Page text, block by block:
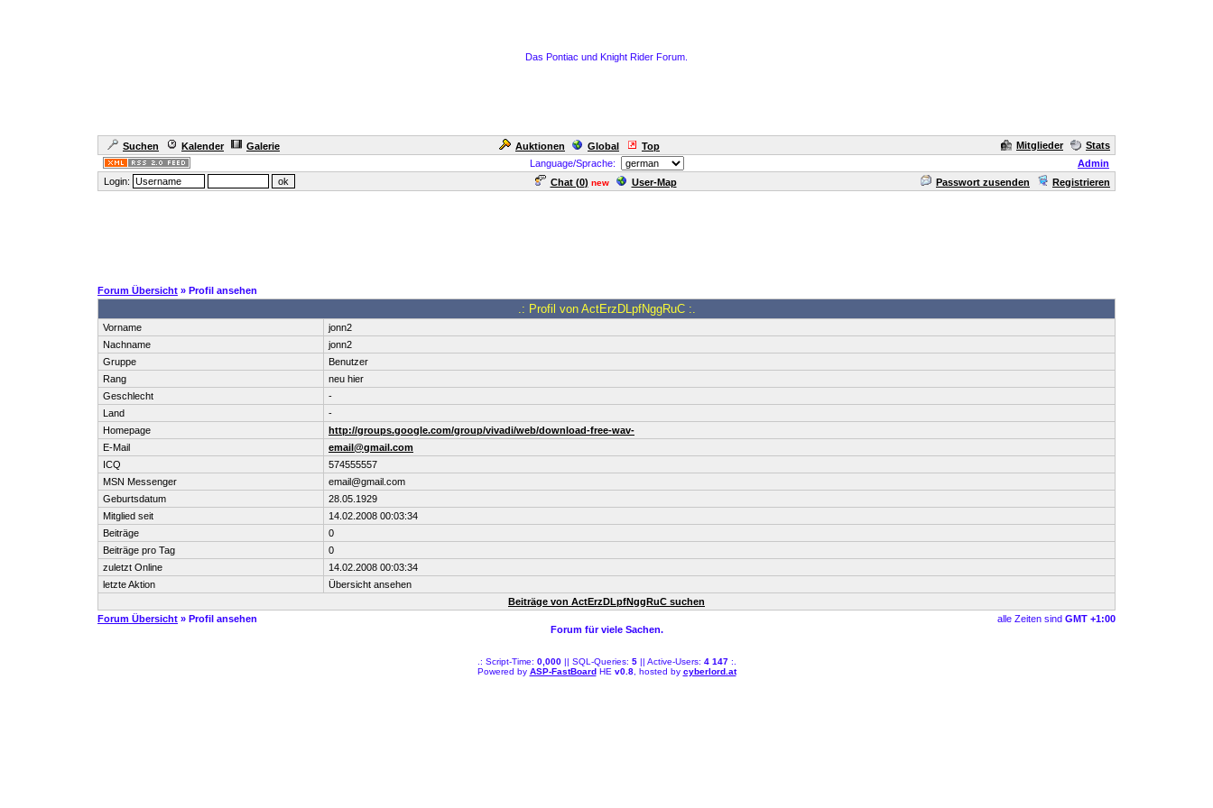
Das Pontiac und Knight Rider Forum.
Suchen Kalender Galerie Auktionen Global Top Mitglieder
Stats
Language/Sprache:
Admin
Login:
Chat (0) new User-Map Passwort zusenden Registrieren
Forum Übersicht » Profil ansehen
.: Profil von ActErzDLpfNggRuC :.
Vorname
jonn2
Nachname
jonn2
Gruppe
Benutzer
Rang
neu hier
Geschlecht
-
Land
-
Homepage
http://groups.google.com/group/vivadi/web/download-free-wav-
E-Mail
email@gmail.com
ICQ
574555557
MSN Messenger
email@gmail.com
Geburtsdatum
28.05.1929
Mitglied seit
14.02.2008 00:03:34
Beiträge
0
Beiträge pro Tag
0
zuletzt Online
14.02.2008 00:03:34
letzte Aktion
Übersicht ansehen
Beiträge von ActErzDLpfNggRuC suchen
Forum Übersicht » Profil ansehen alle Zeiten sind GMT +1:00
Forum für viele Sachen.
.: Script-Time: 0,000|| SQL-Queries: 5|| Active-Users: 4 147:.
Powered by ASP-FastBoardHE v0.8, hosted by cyberlord.at